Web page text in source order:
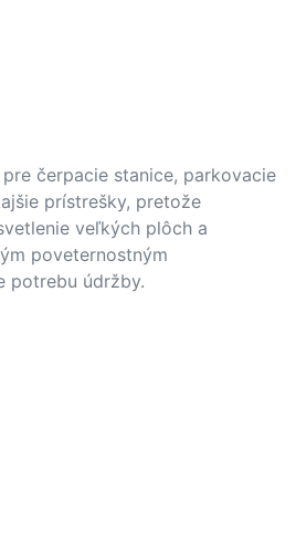
čerpacie stanice, parkovacie
prístrešky, pretože
veľkých plôch a
poveternostným
potrebu údržby.